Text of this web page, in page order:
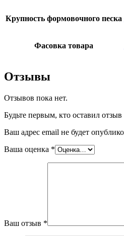
Крупность формовочного песка
Фасовка товара
Отзывы
Отзывов пока нет.
Будьте первым, кто оставил
Ваш адрес email не будет
Ваша оценка *
Ваш отзыв *